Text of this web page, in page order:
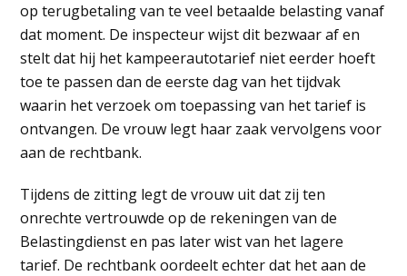
op terugbetaling van te veel betaalde belasting vanaf
dat moment. De inspecteur wijst dit bezwaar af en
stelt dat hij het kampeerautotarief niet eerder hoeft
toe te passen dan de eerste dag van het tijdvak
waarin het verzoek om toepassing van het tarief is
ontvangen. De vrouw legt haar zaak vervolgens voor
aan de rechtbank.
Tijdens de zitting legt de vrouw uit dat zij ten
onrechte vertrouwde op de rekeningen van de
Belastingdienst en pas later wist van het lagere
tarief. De rechtbank oordeelt echter dat het aan de